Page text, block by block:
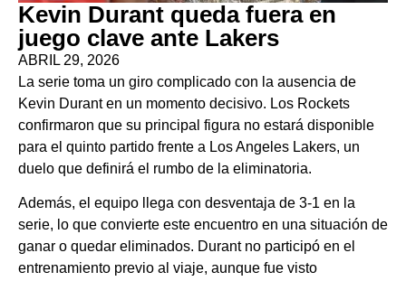
Kevin Durant queda fuera en
juego clave ante Lakers
ABRIL 29, 2026
La serie toma un giro complicado con la ausencia de
Kevin Durant en un momento decisivo. Los Rockets
confirmaron que su principal figura no estará disponible
para el quinto partido frente a Los Angeles Lakers, un
duelo que definirá el rumbo de la eliminatoria.
Además, el equipo llega con desventaja de 3-1 en la
serie, lo que convierte este encuentro en una situación de
ganar o quedar eliminados. Durant no participó en el
entrenamiento previo al viaje, aunque fue visto